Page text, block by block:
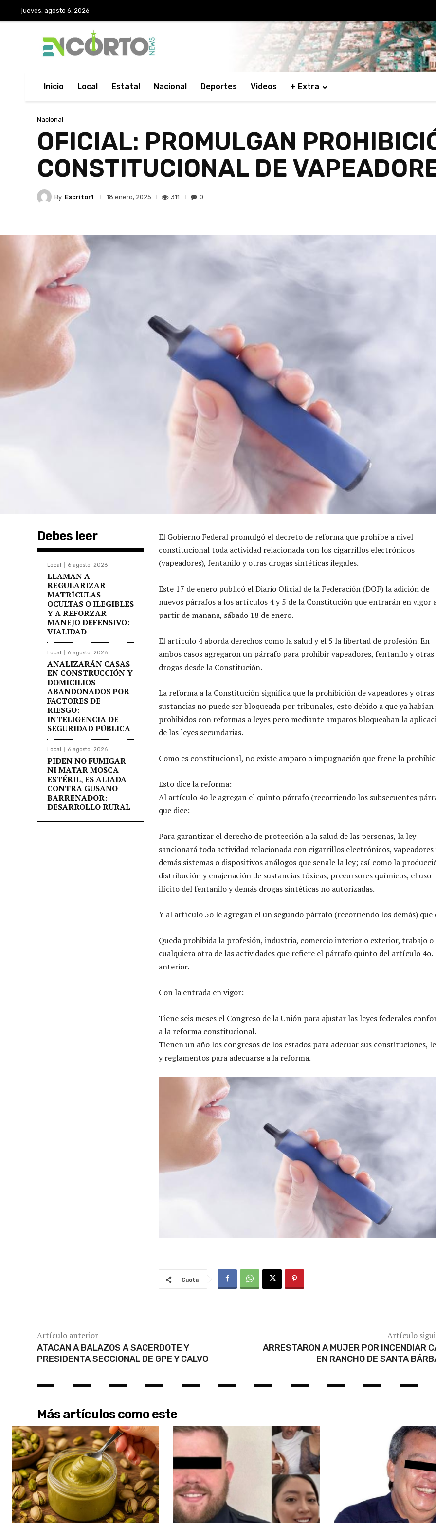
jueves, agosto 6, 2026
Inicio Local Estatal Nacional Deportes Videos + Extra
Nacional
OFICIAL: PROMULGAN
CONSTITUCIONAL DE
By Escritor1 18 enero, 2025 311 0
Debes leer
Local 6 agosto, 2026
LLAMAN A
REGULARIZAR
MATRÍCULAS
OCULTAS O ILEGIBLES
Y A REFORZAR
MANEJO DEFENSIVO:
VIALIDAD
Local 6 agosto, 2026
ANALIZARÁN CASAS
EN CONSTRUCCIÓN Y
DOMICILIOS
ABANDONADOS POR
FACTORES DE
RIESGO:
INTELIGENCIA DE
SEGURIDAD PÚBLICA
Local 6 agosto, 2026
PIDEN NO FUMIGAR
NI MATAR MOSCA
ESTÉRIL, ES ALIADA
CONTRA GUSANO
BARRENADOR:
DESARROLLO RURAL
El Gobierno Federal promulgó el decreto de reforma que prohíbe a nivel
constitucional toda actividad relacionada con los cigarrillos electrónicos
(vapeadores), fentanilo y otras drogas sintéticas ilegales.
Este 17 de enero publicó el Diario Oficial de la Federación (DOF) la adición de
nuevos párrafos a los artículos 4 y 5 de la Constitución que entrarán en vigor
partir de mañana, sábado 18 de enero.
El artículo 4 aborda derechos como la salud y el 5 la libertad de profesión. En
ambos casos agregaron un párrafo para prohibir vapeadores, fentanilo y otras
drogas desde la Constitución.
La reforma a la Constitución significa que la prohibición de vapeadores y otras
sustancias no puede ser bloqueada por tribunales, esto debido a que ya habían
prohibidos con reformas a leyes pero mediante amparos bloqueaban la
de las leyes secundarias.
Como es constitucional, no existe amparo o impugnación que frene la
Esto dice la reforma:
Al artículo 4o le agregan el quinto párrafo (recorriendo los subsecuentes
que dice:
Para garantizar el derecho de protección a la salud de las personas, la ley
sancionará toda actividad relacionada con cigarrillos electrónicos, vapeadores
demás sistemas o dispositivos análogos que señale la ley; así como la
distribución y enajenación de sustancias tóxicas, precursores químicos, el uso
ilícito del fentanilo y demás drogas sintéticas no autorizadas.
Y al artículo 5o le agregan el un segundo párrafo (recorriendo los demás) que
Queda prohibida la profesión, industria, comercio interior o exterior, trabajo o
cualquiera otra de las actividades que refiere el párrafo quinto del artículo 4o.
anterior.
Con la entrada en vigor:
Tiene seis meses el Congreso de la Unión para ajustar las leyes federales
a la reforma constitucional.
Tienen un año los congresos de los estados para adecuar sus constituciones,
y reglamentos para adecuarse a la reforma.
Cuota
Artículo anterior
ATACAN A BALAZOS A SACERDOTE Y
PRESIDENTA SECCIONAL DE GPE Y CALVO
Artículo
ARRESTARON A MUJER POR INCENDIAR
EN RANCHO DE SANTA
Más artículos como este